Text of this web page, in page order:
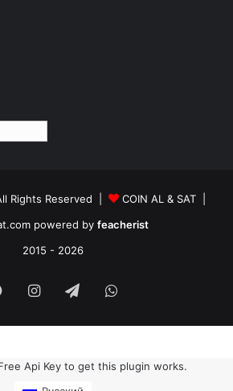
Rights Reserved |
COIN AL & SAT |
powered by feacherist
2015 - 2026
FacebookInstagram
TelegramWhatsApp
Api Key to get this plugin works.